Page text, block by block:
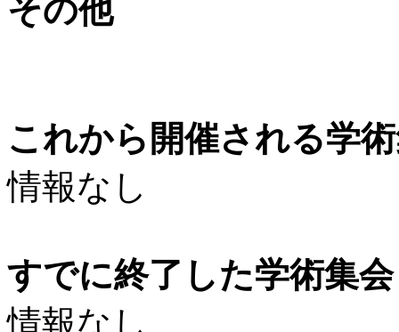
その他
これから開催される学
情報なし
すでに終了した学術集
情報なし